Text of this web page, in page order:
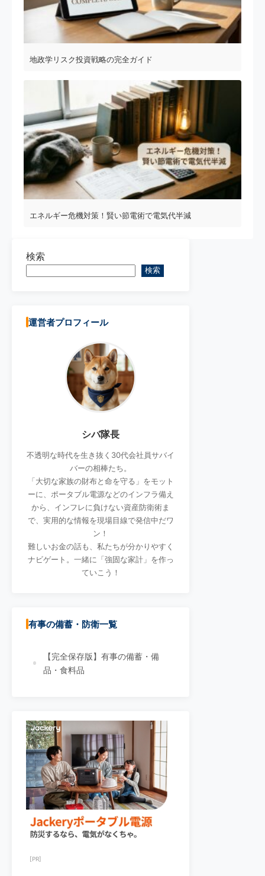
地政学リスク投資戦略の完全ガイド
エネルギー危機対策！賢い節電術で電気代半減
検索
検索
運営者プロフィール
シバ隊長
不透明な時代を生き抜く30代会社員サバイ
バーの相棒たち。
「大切な家族の財布と命を守る」をモット
ーに、ポータブル電源などのインフラ備え
から、インフレに負けない資産防衛術ま
で、実用的な情報を現場目線で発信中だワ
ン！
難しいお金の話も、私たちが分かりやすく
ナビゲート。一緒に「強固な家計」を作っ
ていこう！
有事の備蓄・防衛一覧
【完全保存版】有事の備蓄・備
品・食料品
[PR]